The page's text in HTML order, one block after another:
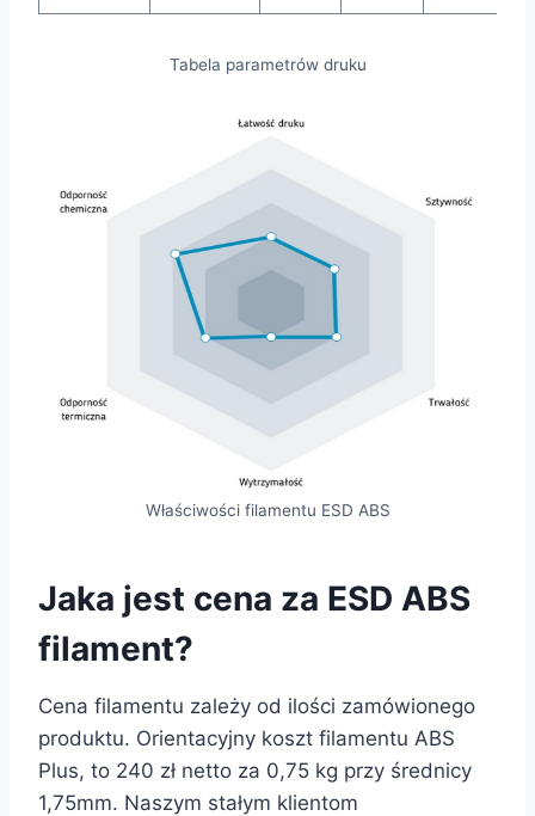
Tabela parametrów druku
Właściwości filamentu ESD ABS
Jaka jest cena za ESD ABS
filament?
Cena filamentu zależy od ilości zamówionego
produktu. Orientacyjny koszt filamentu ABS
Plus, to 240 zł netto za 0,75 kg przy średnicy
1,75mm. Naszym stałym klientom